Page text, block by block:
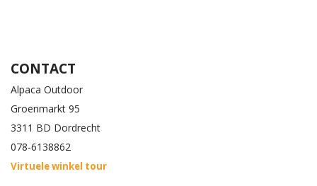
CONTACT
Alpaca Outdoor
Groenmarkt 95
3311 BD Dordrecht
078-6138862
Virtuele winkel tour